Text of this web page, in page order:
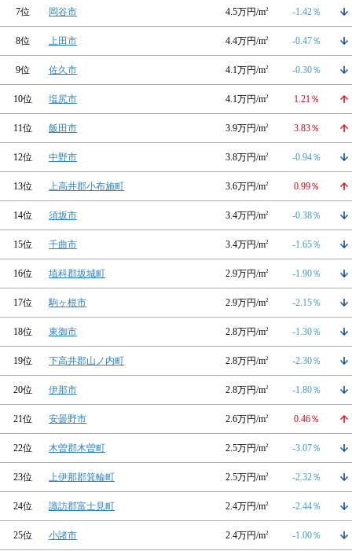
7位 岡谷市 4.5万円/m2 -1.42％
8位 上田市 4.4万円/m2 -0.47％
9位 佐久市 4.1万円/m2 -0.30％
10位 塩尻市 4.1万円/m2 1.21％
11位 飯田市 3.9万円/m2 3.83％
12位 中野市 3.8万円/m2 -0.94％
13位 上高井郡小布施町 3.6万円/m2 0.99％
14位 須坂市 3.4万円/m2 -0.38％
15位 千曲市 3.4万円/m2 -1.65％
16位 埴科郡坂城町 2.9万円/m2 -1.90％
17位 駒ヶ根市 2.9万円/m2 -2.15％
18位 東御市 2.8万円/m2 -1.30％
19位 下高井郡山ノ内町 2.8万円/m2 -2.30％
20位 伊那市 2.8万円/m2 -1.80％
21位 安曇野市 2.6万円/m2 0.46％
22位 木曽郡木曽町 2.5万円/m2 -3.07％
23位 上伊那郡箕輪町 2.5万円/m2 -2.32％
24位 諏訪郡富士見町 2.4万円/m2 -2.44％
25位 小諸市 2.4万円/m2 -1.00％